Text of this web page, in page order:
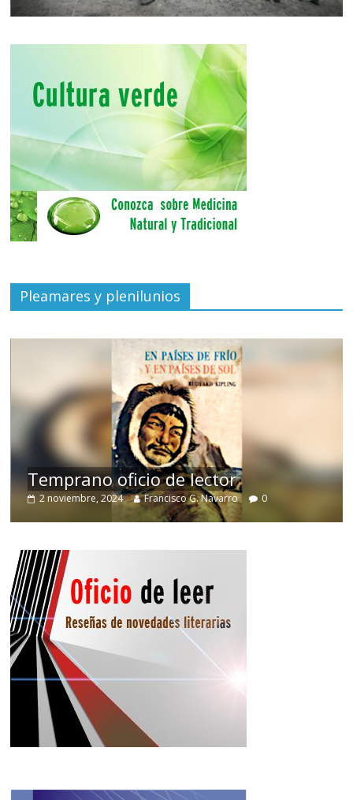
Pleamares y plenilunios
Temprano oficio de lector
2 noviembre, 2024 Francisco G. Navarro 0